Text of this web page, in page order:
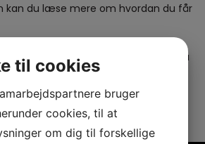
kan du læse mere om hvordan du får
har glemt adgangskoden kan du du
i medlemsloginet på forsiden,
til cookies
bruger
cookies, til at
om dig til forskellige